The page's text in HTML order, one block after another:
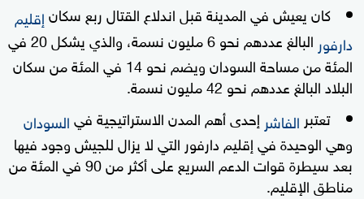
كان يعيش في المدينة قبل اندلاع القتال ربع سكانإقليم
دارفور
البالغ عددهم نحو 6 مليون نسمة، والذي يشكل 20 في
المئة من مساحة السودان ويضم نحو 14 في المئة من سكان
البلاد البالغ عددهم نحو 42 مليون نسمة.
تعتبر الفاشر إحدى أهم المدن الاستراتيجية فيالسودان
وهي الوحيدة في إقليم دارفور التي لا يزال للجيش وجود فيها
بعد سيطرة قوات الدعم السريع على أكثر من 90 في المئة من
مناطق الإقليم.